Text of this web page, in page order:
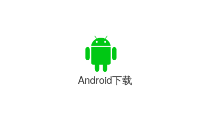
Android下载